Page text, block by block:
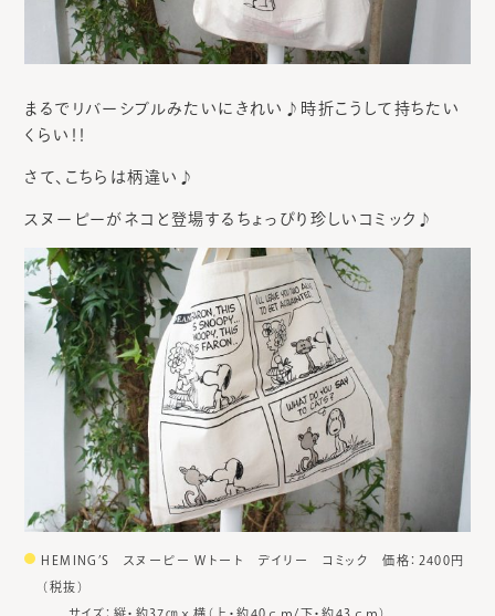
まるでリバーシブルみたいにきれい♪時折こうして持ちたい
くらい！！
さて、こちらは柄違い♪
スヌーピーがネコと登場するちょっぴり珍しいコミック♪
HEMING’S スヌーピー Wトート デイリー コミック 価格：2400円
（税抜）
サイズ：縦・約37㎝ｘ横（上・約40ｃｍ/下・約43ｃｍ）